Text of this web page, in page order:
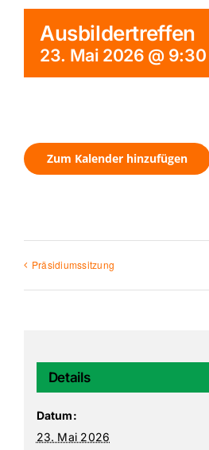
Ausbildertreffen
23. Mai 2026 @ 9:30
Zum Kalender hinzufügen
Präsidiumssitzung
Details
Datum:
23. Mai 2026